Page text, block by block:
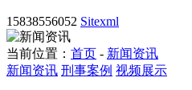
15838556052 Sitexml
当前位置： 首页 - 新闻资讯
新闻资讯 刑事案例 视频展示